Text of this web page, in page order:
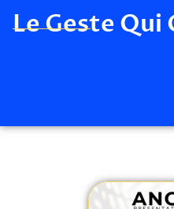
Le Geste Qui